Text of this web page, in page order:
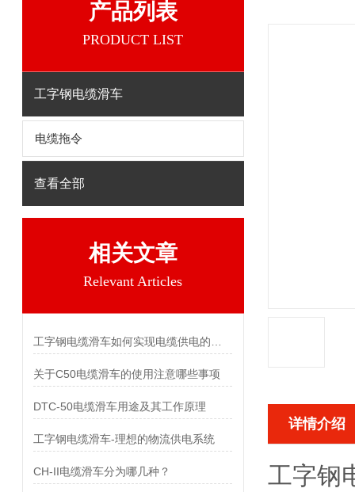
产品列表
PRODUCT LIST
工字钢电缆滑车
电缆拖令
查看全部
相关文章
Relevant Articles
关于C50电缆滑车的使用注意哪些事项
DTC-50电缆滑车用途及其工作原理
工字钢电缆滑车-理想的物流供电系统
CH-II电缆滑车分为哪几种？
详情介绍
工字钢